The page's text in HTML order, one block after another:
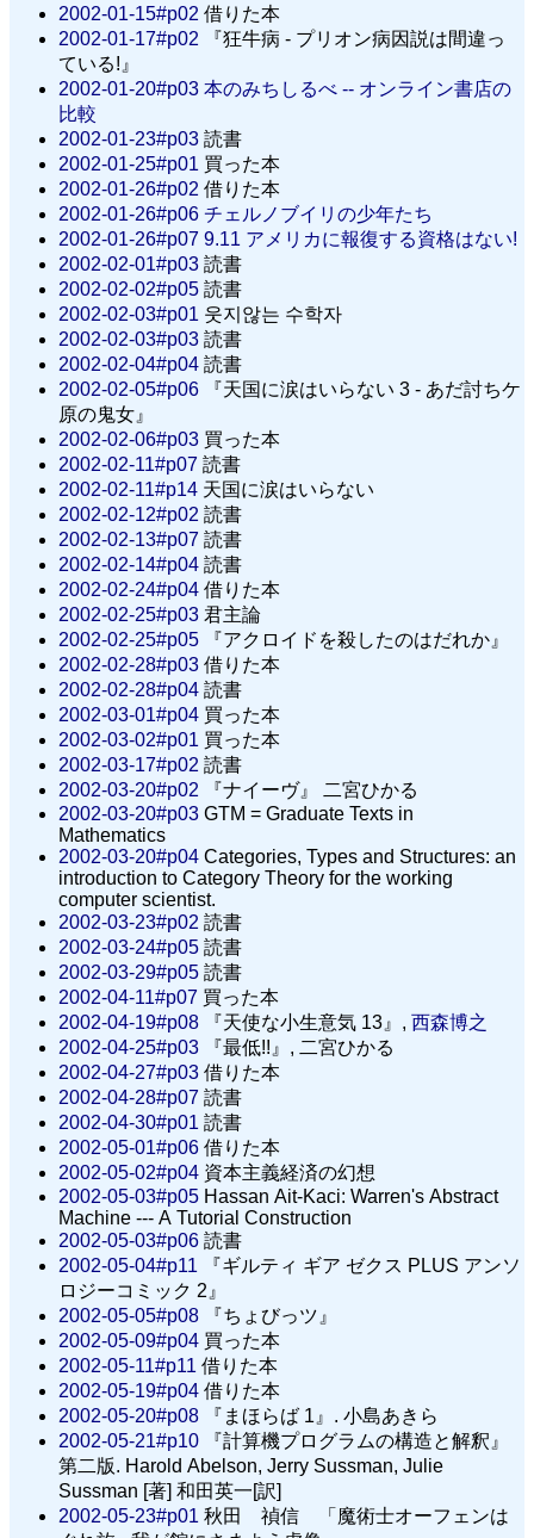
2002-01-15#p02 借りた本
2002-01-17#p02 『狂牛病 - プリオン病因説は間違っ
ている!』
2002-01-20#p03 本のみちしるべ -- オンライン書店の
比較
2002-01-23#p03 読書
2002-01-25#p01 買った本
2002-01-26#p02 借りた本
2002-01-26#p06 チェルノブイリの少年たち
2002-01-26#p07 9.11 アメリカに報復する資格はない!
2002-02-01#p03 読書
2002-02-02#p05 読書
2002-02-03#p01 웃지않는 수학자
2002-02-03#p03 読書
2002-02-04#p04 読書
2002-02-05#p06 『天国に涙はいらない 3 - あだ討ちケ
原の鬼女』
2002-02-06#p03 買った本
2002-02-11#p07 読書
2002-02-11#p14 天国に涙はいらない
2002-02-12#p02 読書
2002-02-13#p07 読書
2002-02-14#p04 読書
2002-02-24#p04 借りた本
2002-02-25#p03 君主論
2002-02-25#p05 『アクロイドを殺したのはだれか』
2002-02-28#p03 借りた本
2002-02-28#p04 読書
2002-03-01#p04 買った本
2002-03-02#p01 買った本
2002-03-17#p02 読書
2002-03-20#p02
『ナイーヴ』 二宮ひかる
2002-03-20#p03 GTM = Graduate Texts in
Mathematics
2002-03-20#p04 Categories, Types and Structures: an
introduction to Category Theory for the working
computer scientist.
2002-03-23#p02 読書
2002-03-24#p05 読書
2002-03-29#p05 読書
2002-04-11#p07 買った本
2002-04-19#p08 『天使な小生意気 13』, 西森博之
2002-04-25#p03 『最低!!』, 二宮ひかる
2002-04-27#p03 借りた本
2002-04-28#p07 読書
2002-04-30#p01 読書
2002-05-01#p06 借りた本
2002-05-02#p04 資本主義経済の幻想
2002-05-03#p05 Hassan Ait-Kaci: Warren's Abstract
Machine --- A Tutorial Construction
2002-05-03#p06 読書
2002-05-04#p11 『ギルティ ギア ゼクス PLUS アンソ
ロジーコミック 2』
2002-05-05#p08 『ちょびっツ』
2002-05-09#p04 買った本
2002-05-11#p11 借りた本
2002-05-19#p04 借りた本
2002-05-20#p08 『まほらば 1』. 小島あきら
2002-05-21#p10 『計算機プログラムの構造と解釈』
第二版. Harold Abelson, Jerry Sussman, Julie
Sussman [著] 和田英一[訳]
2002-05-23#p01 秋田 禎信 「魔術士オーフェンは